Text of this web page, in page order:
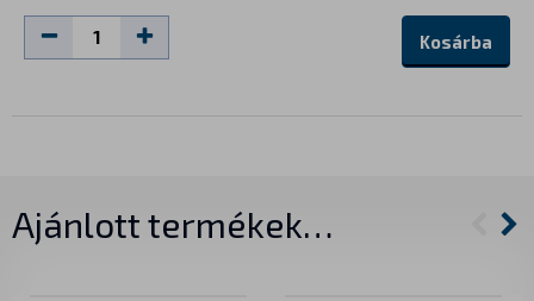
Kosárba
Ajánlott termékek…